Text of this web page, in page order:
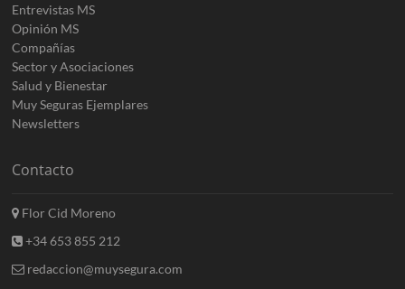
Entrevistas MS
Opinión MS
Compañías
Sector y Asociaciones
Salud y Bienestar
Muy Seguras Ejemplares
Newsletters
Contacto
Flor Cid Moreno
+34 653 855 212
redaccion@muysegura.com